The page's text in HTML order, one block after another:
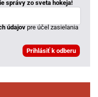
správy zo sveta hokeja!
údajovpre účel zasielania